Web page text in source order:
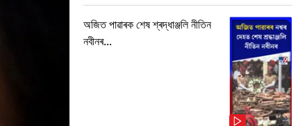
অজিত পাৱাৰক শেষ শ্ৰদ্ধাঞ্জলি নীতিন
নবীনৰ...